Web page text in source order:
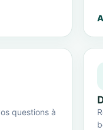
questions à